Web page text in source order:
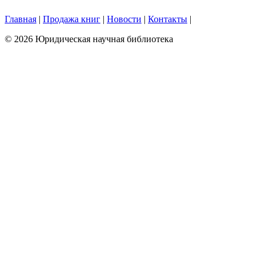
Главная | Продажа книг | Новости | Контакты |
© 2026 Юридическая научная библиотека